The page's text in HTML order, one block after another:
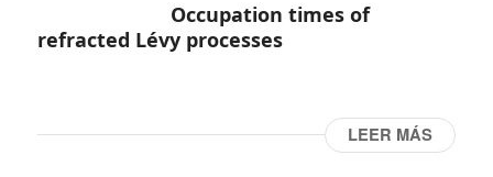
Occupation times of
refracted Lévy processes
LEER MÁS